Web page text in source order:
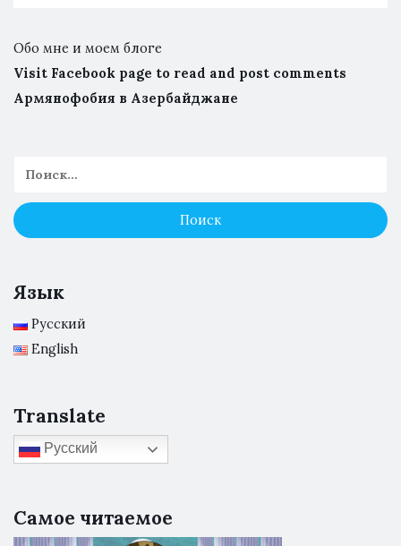
Обо мне и моем блоге
Visit Facebook page to read and post comments
Армянофобия в Азербайджане
Язык
Русский
English
Translate
Русский
Самое читаемое